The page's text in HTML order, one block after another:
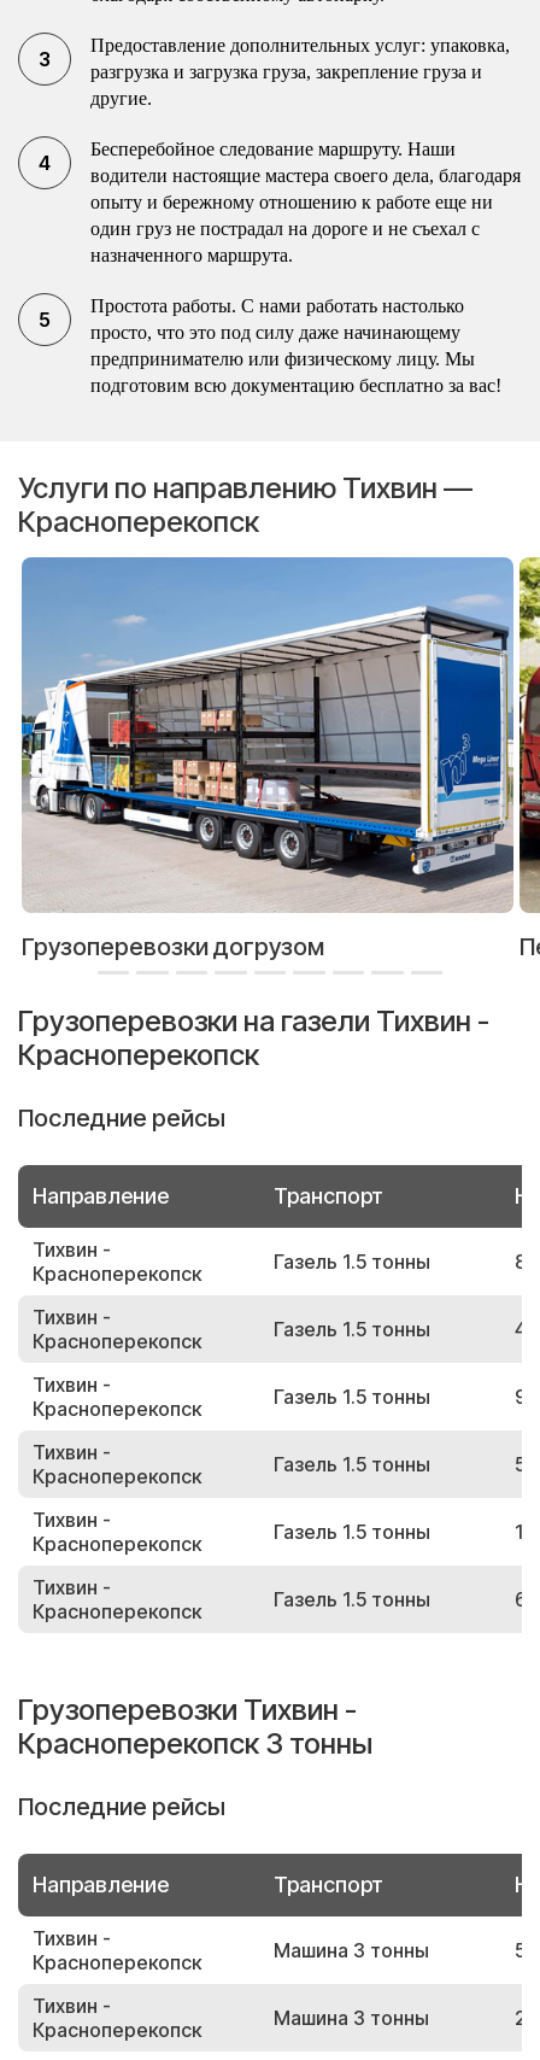
Предоставление дополнительных услуг: упаковка,
разгрузка и загрузка груза, закрепление груза и
другие.
Бесперебойное следование маршруту. Наши
водители настоящие мастера своего дела, благодаря
опыту и бережному отношению к работе еще ни
один груз не пострадал на дороге и не съехал с
назначенного маршрута.
Простота работы. С нами работать настолько
просто, что это под силу даже начинающему
предпринимателю или физическому лицу. Мы
подготовим всю документацию бесплатно за вас!
Услуги по направлению Тихвин —
Красноперекопск
Грузоперевозки догрузом
Грузоперевозки на газели Тихвин -
Красноперекопск
Последние рейсы
Направление Транспорт
Тихвин -
Красноперекопск
Газель 1.5 тонны
Тихвин -
Красноперекопск
Газель 1.5 тонны
Тихвин -
Красноперекопск
Газель 1.5 тонны
Тихвин -
Красноперекопск
Газель 1.5 тонны
Тихвин -
Красноперекопск
Газель 1.5 тонны
Тихвин -
Красноперекопск
Газель 1.5 тонны
Грузоперевозки Тихвин -
Красноперекопск 3 тонны
Последние рейсы
Направление Транспорт
Тихвин -
Красноперекопск
Машина 3 тонны
Тихвин -
Красноперекопск
Машина 3 тонны